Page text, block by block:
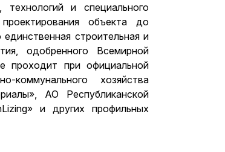
технологий и специального
объекта до
строительная и
одобренного Всемирной
проходит при официальной
хозяйства
АО Республиканской
и других профильных